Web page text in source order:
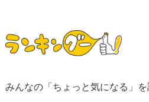
みんなの「ちょっと気になる」